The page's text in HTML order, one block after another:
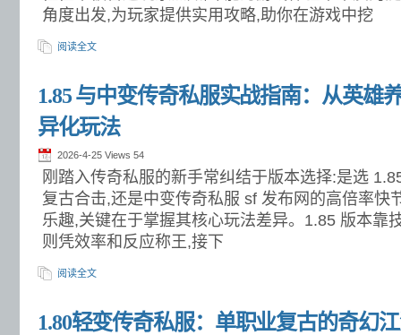
角度出发,为玩家提供实用攻略,助你在游戏中挖
阅读全文
1.85 与中变传奇私服实战指南：从英雄
异化玩法
2026-4-25 Views 54
刚踏入传奇私服的新手常纠结于版本选择:是选
复古合击,还是中变传奇私服 sf 发布网的高倍率快
乐趣,关键在于掌握其核心玩法差异。1.85 版本靠
则凭效率和反应称王,接下
阅读全文
1.80轻变传奇私服：单职业复古的奇幻